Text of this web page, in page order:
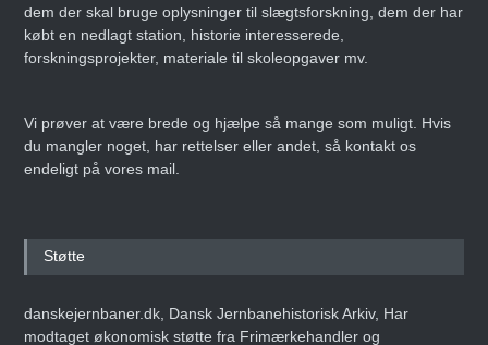
dem der skal bruge oplysninger til slægtsforskning, dem der har
købt en nedlagt station, historie interesserede,
forskningsprojekter, materiale til skoleopgaver mv.
Vi prøver at være brede og hjælpe så mange som muligt. Hvis
du mangler noget, har rettelser eller andet, så kontakt os
endeligt på vores mail.
Støtte
danskejernbaner.dk, Dansk Jernbanehistorisk Arkiv, Har
modtaget økonomisk støtte fra Frimærkehandler og